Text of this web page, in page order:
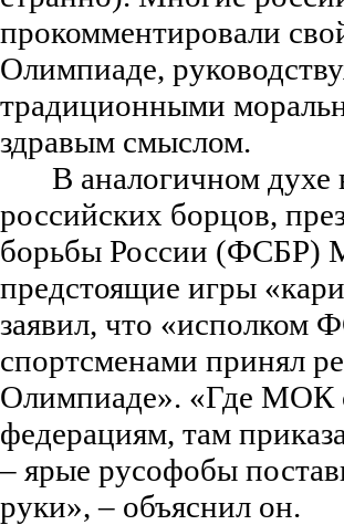
прокомментировали
Олимпиаде,
традиционными
здравым смыслом.
В аналогичном духе
российских борцов,
борьбы России
предстоящие игры
заявил, что «исполком
спортсменами принял
Олимпиаде». «Где МОК
федерациям, там
– ярые русофобы
руки», – объяснил он.